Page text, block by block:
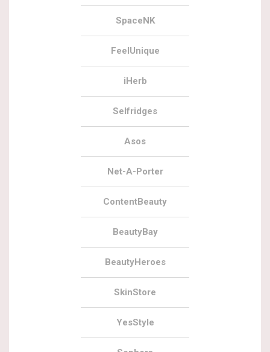
SpaceNK
FeelUnique
iHerb
Selfridges
Asos
Net-A-Porter
ContentBeauty
BeautyBay
BeautyHeroes
SkinStore
YesStyle